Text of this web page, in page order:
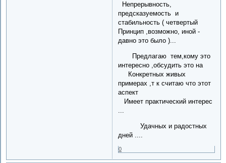
Непрерывность,
предсказуемость и
стабильность ( четвертый
Принцип ,возможно, иной -
давно это было )...
Предлагаю тем,кому это
интересно ,обсудить это на
Конкретных живых
примерах ,т к считаю что этот
аспект
Имеет практический интерес
...
Удачных и радостных
дней ....
0